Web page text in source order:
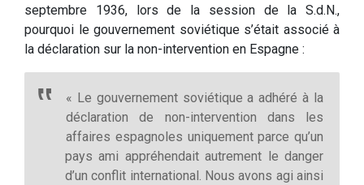
septembre 1936, lors de la session de la S.d.N.,
pourquoi le gouvernement soviétique s’était associé à
la déclaration sur la non-intervention en Espagne :
« Le gouvernement soviétique a adhéré à la
déclaration de non-intervention dans les
affaires espagnoles uniquement parce qu’un
pays ami appréhendait autrement le danger
d’un conflit international. Nous avons agi ainsi